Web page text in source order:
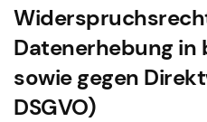
Datenerhebung in
sowie gegen
DSGVO)